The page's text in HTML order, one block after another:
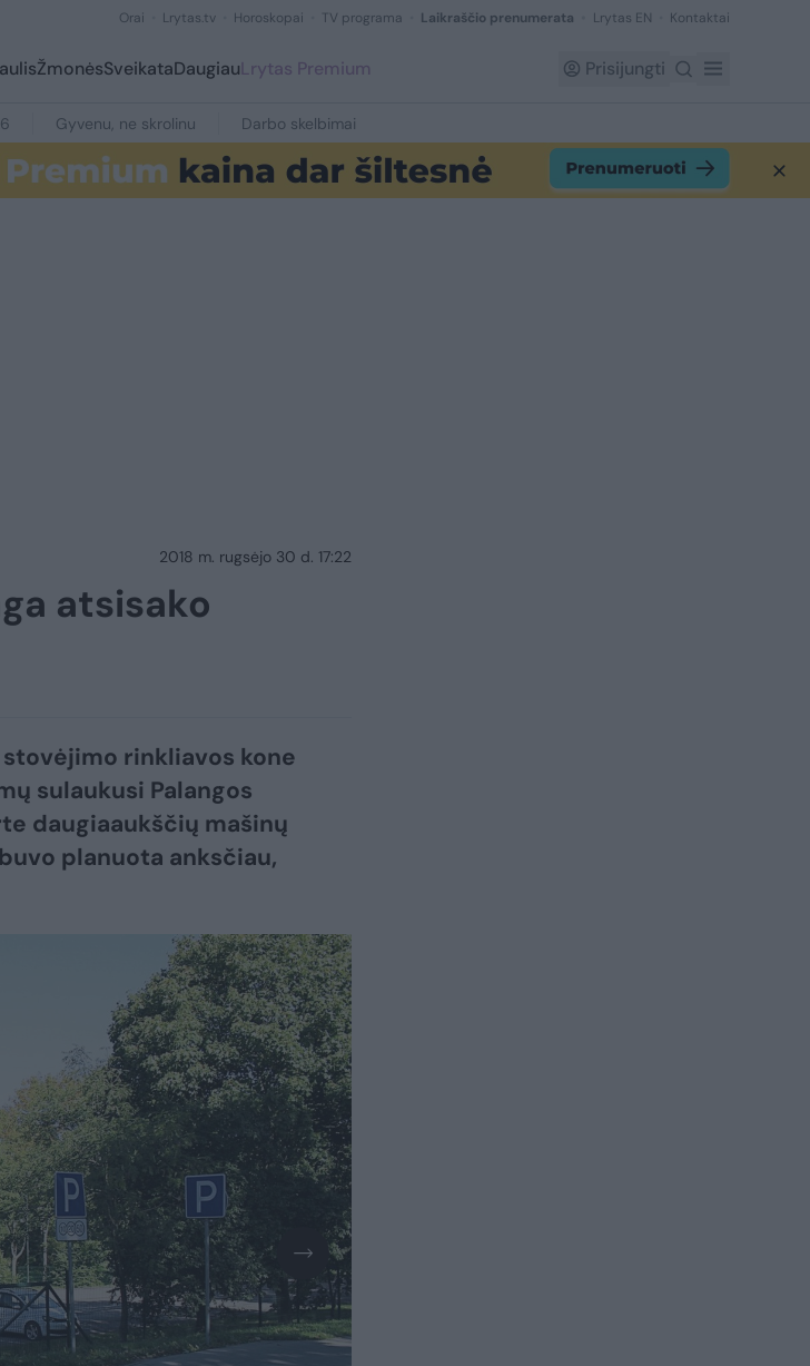
Orai Lrytas.tv Horoskopai TV programa Laikraščio prenumerata Lrytas EN Kontaktai
ŽmonėsSveikataDaugiauLrytas Premium Prisijungti
Gyvenu, ne skrolinu Darbo skelbimai
2018 m. rugsėjo 30 d. 17:22
atsisako
rinkliavos kone
sulaukusi Palangos
daugiaaukščių mašinų
planuota anksčiau,